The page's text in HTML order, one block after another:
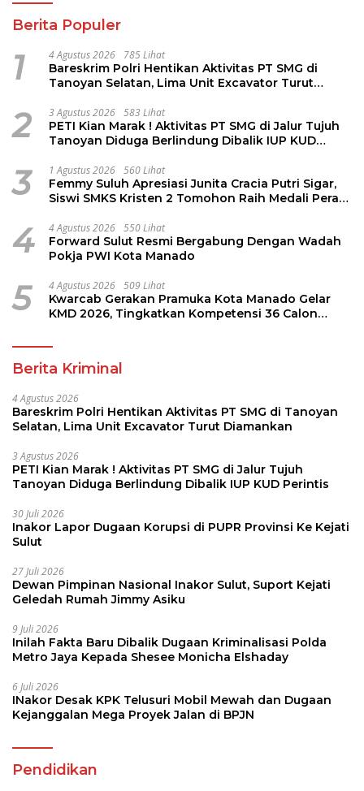
Berita Populer
1 4 Agustus 2026 785 Lihat
Bareskrim Polri Hentikan Aktivitas PT SMG di
Tanoyan Selatan, Lima Unit Excavator Turut
2 3 Agustus 2026 583 Lihat
PETI Kian Marak ! Aktivitas PT SMG di Jalur Tujuh
Tanoyan Diduga Berlindung Dibalik IUP KUD
3 1 Agustus 2026 560 Lihat
Femmy Suluh Apresiasi Junita Cracia Putri Sigar,
Siswi SMKS Kristen 2 Tomohon Raih Medali Perak
4 4 Agustus 2026 550 Lihat
Forward Sulut Resmi Bergabung Dengan Wadah
Pokja PWI Kota Manado
5 4 Agustus 2026 509 Lihat
Kwarcab Gerakan Pramuka Kota Manado Gelar
KMD 2026, Tingkatkan Kompetensi 36 Calon
Berita Kriminal
4 Agustus 2026
Bareskrim Polri Hentikan Aktivitas PT SMG di Tanoyan
Selatan, Lima Unit Excavator Turut Diamankan
3 Agustus 2026
PETI Kian Marak ! Aktivitas PT SMG di Jalur Tujuh
Tanoyan Diduga Berlindung Dibalik IUP KUD Perintis
30 Juli 2026
Inakor Lapor Dugaan Korupsi di PUPR Provinsi Ke Kejati
Sulut
27 Juli 2026
Dewan Pimpinan Nasional Inakor Sulut, Suport Kejati
Geledah Rumah Jimmy Asiku
9 Juli 2026
Inilah Fakta Baru Dibalik Dugaan Kriminalisasi Polda
Metro Jaya Kepada Shesee Monicha Elshaday
6 Juli 2026
INakor Desak KPK Telusuri Mobil Mewah dan Dugaan
Kejanggalan Mega Proyek Jalan di BPJN
Pendidikan